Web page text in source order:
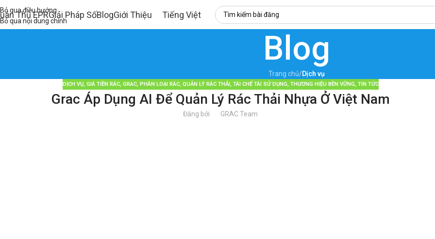
Bỏ qua điều hướng
Bỏ qua nội dung chính
Thủ EPRGiải Pháp SốBlogGiới Thiệu Tiếng Việt
Blog
Trang chủ/Dịch vụ
DỊCH VỤ, GIÁ TIỀN RÁC, GRAC, PHÂN LOẠI RÁC, QUẢN LÝ RÁC THẢI, TÁI CHẾ TÁI SỬ DỤNG, THƯƠNG HIỆU BỀN VỮNG, TIN TỨC
Grac Áp Dụng AI Để Quản Lý Rác Thải Nhựa Ở Việt Nam
Đăng bởi GRAC Team